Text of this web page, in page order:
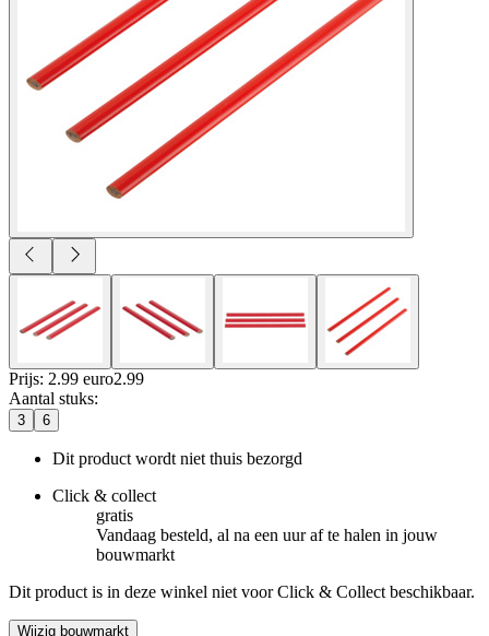
Prijs: 2.99 euro2.99
Aantal stuks:
3 6
Dit product wordt niet thuis bezorgd
Click & collect
gratis
Vandaag besteld, al na een uur af te halen in jouw
bouwmarkt
Dit product is in deze winkel niet voor Click & Collect beschikbaar.
Wijzig bouwmarkt